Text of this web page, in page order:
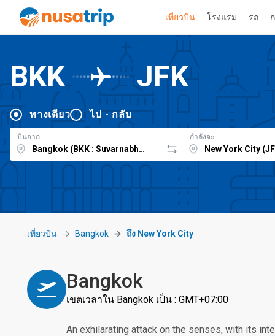
เที่ยวบิน โรงแรม รถ
BKK JFK
ทางเดียว ไป - กลับ
บินจาก กำลังจะ
เที่ยวบิน Bangkok ถึง New York City
Bangkok
เขตเวลาใน Bangkok เป็น : GMT+07:00
An exhilarating attack on the senses, with its